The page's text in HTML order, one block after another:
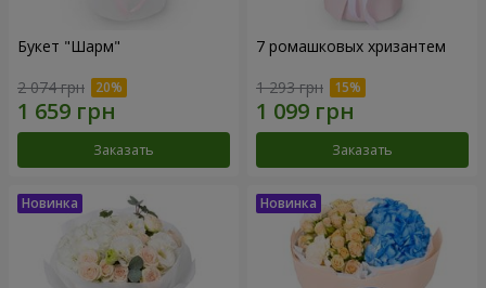
Букет "Шарм"
2 074 грн
Заказать
7 ромашковых хризантем
1 293 грн
Заказать